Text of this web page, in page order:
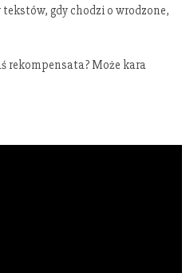
gdy chodzi o wrodzone,
rekompensata? Może kara